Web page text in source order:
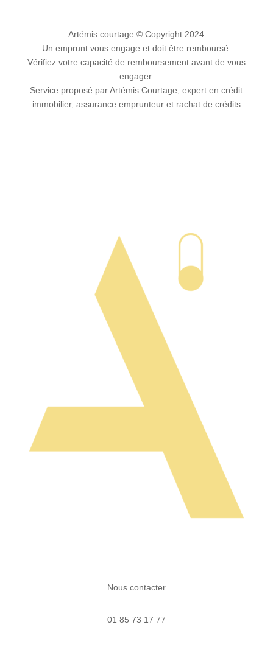
Artémis courtage© Copyright 2024
Un emprunt vous engage et doit être remboursé.
Vérifiez votre capacité de remboursement avant de vous
engager.
Service proposé par Artémis Courtage, expert en crédit
immobilier, assurance emprunteur et rachat de crédits
Nous contacter
01 85 73 17 77